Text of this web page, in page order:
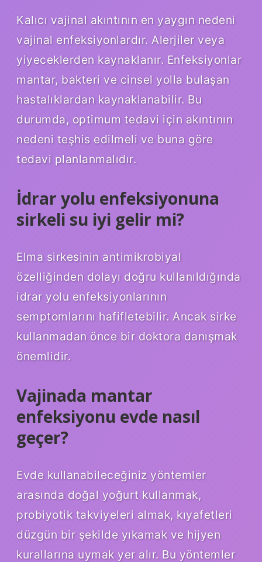
Kalıcı vajinal akıntının en yaygın nedeni
vajinal enfeksiyonlardır. Alerjiler veya
yiyeceklerden kaynaklanır. Enfeksiyonlar
mantar, bakteri ve cinsel yolla bulaşan
hastalıklardan kaynaklanabilir. Bu
durumda, optimum tedavi için akıntının
nedeni teşhis edilmeli ve buna göre
tedavi planlanmalıdır.
İdrar yolu enfeksiyonuna
sirkeli su iyi gelir mi?
Elma sirkesinin antimikrobiyal
özelliğinden dolayı doğru kullanıldığında
idrar yolu enfeksiyonlarının
semptomlarını hafifletebilir. Ancak sirke
kullanmadan önce bir doktora danışmak
önemlidir.
Vajinada mantar
enfeksiyonu evde nasıl
geçer?
Evde kullanabileceğiniz yöntemler
arasında doğal yoğurt kullanmak,
probiyotik takviyeleri almak, kıyafetleri
düzgün bir şekilde yıkamak ve hijyen
kurallarına uymak yer alır. Bu yöntemler